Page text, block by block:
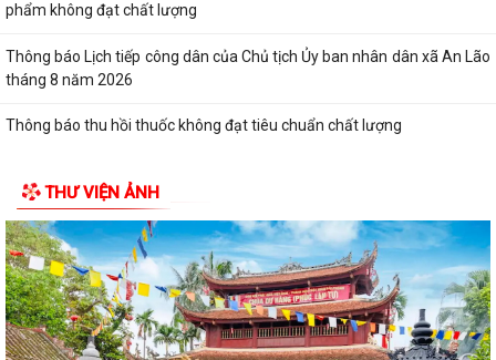
phẩm không đạt chất lượng
Thông báo Lịch tiếp công dân của Chủ tịch Ủy ban nhân dân xã An Lão
tháng 8 năm 2026
Thông báo thu hồi thuốc không đạt tiêu chuẩn chất lượng
ĐẢM AN TOÀN THỰC PHẨM TẠI CÁC CƠ SỞ SẢN...
Đảng ủy - HĐND - UBND - Ủy ban MTTQ Việt Nam xã An Lão dâng
hương tri ân các anh hùng liệt sĩ
Thông báo số 43/TB-HĐND, ngày 29/7/2026 về Kết quả kỳ họp thứ 3
HĐND thành phố
THƯ VIỆN ẢNH